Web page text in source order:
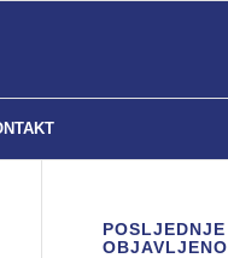
POSLJEDNJE
OBJAVLJENO